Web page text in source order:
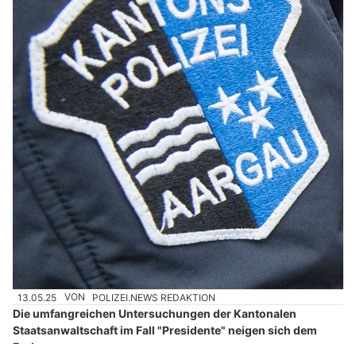
13.05.25 VON POLIZEI.NEWS REDAKTION
Die umfangreichen Untersuchungen der Kantonalen
Staatsanwaltschaft im Fall "Presidente" neigen sich dem